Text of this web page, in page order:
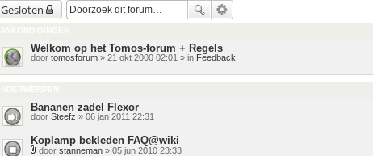
Gesloten
Welkom op het Tomos-forum + Regels
door tomosforum» 21 okt 2000 02:01 » in Feedback
Bananen zadel Flexor
door Steefz » 06 jan 2011 22:31
Koplamp bekleden FAQ@wiki
door stanneman» 05 jun 2010 23:33